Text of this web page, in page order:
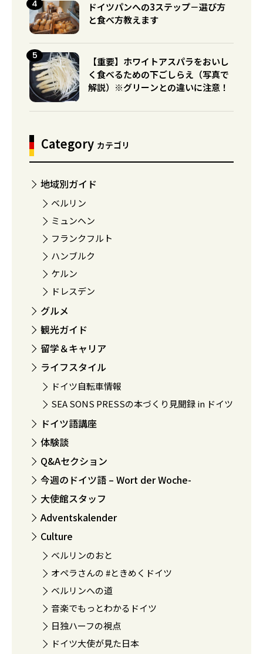
ドイツパンへの3ステップ－選び方
と食べ方教えます
【重要】ホワイトアスパラをおいし
く食べるための下ごしらえ（写真で
解説）※グリーンとの違いに注意！
Category カテゴリ
地域別ガイド
ベルリン
ミュンヘン
フランクフルト
ハンブルク
ケルン
ドレスデン
グルメ
観光ガイド
留学＆キャリア
ライフスタイル
ドイツ自転車情報
SEA SONS PRESSの本づくり見聞録 in ドイツ
ドイツ語講座
体験談
Q&Aセクション
今週のドイツ語 – Wort der Woche-
大使館スタッフ
Adventskalender
Culture
ベルリンのおと
オペラさんの #ときめくドイツ
ベルリンへの道
音楽でもっとわかるドイツ
日独ハーフの視点
ドイツ大使が見た日本